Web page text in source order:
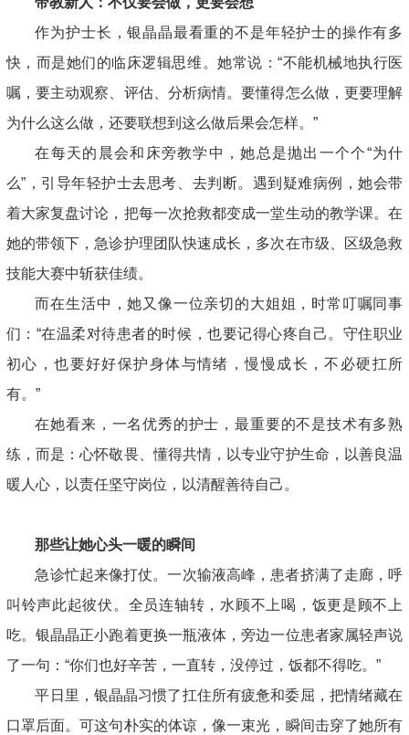
作为护士长，银晶晶最看重的不是年轻护士的操作有多
快，而是她们的临床逻辑思维。她常说：“不能机械地执行医
嘱，要主动观察、评估、分析病情。要懂得怎么做，更要理解
为什么这么做，还要联想到这么做后果会怎样。”
在每天的晨会和床旁教学中，她总是抛出一个个“为什
么”，引导年轻护士去思考、去判断。遇到疑难病例，她会带
着大家复盘讨论，把每一次抢救都变成一堂生动的教学课。在
她的带领下，急诊护理团队快速成长，多次在市级、区级急救
技能大赛中斩获佳绩。
而在生活中，她又像一位亲切的大姐姐，时常叮嘱同事
们：“在温柔对待患者的时候，也要记得心疼自己。守住职业
初心，也要好好保护身体与情绪，慢慢成长，不必硬扛所
有。”
在她看来，一名优秀的护士，最重要的不是技术有多熟
练，而是：心怀敬畏、懂得共情，以专业守护生命，以善良温
暖人心，以责任坚守岗位，以清醒善待自己。
那些让她心头一暖的瞬间
急诊忙起来像打仗。一次输液高峰，患者挤满了走廊，呼
叫铃声此起彼伏。全员连轴转，水顾不上喝，饭更是顾不上
吃。银晶晶正小跑着更换一瓶液体，旁边一位患者家属轻声说
了一句：“你们也好辛苦，一直转，没停过，饭都不得吃。”
平日里，银晶晶习惯了扛住所有疲惫和委屈，把情绪藏在
口罩后面。可这句朴实的体谅，像一束光，瞬间击穿了她所有